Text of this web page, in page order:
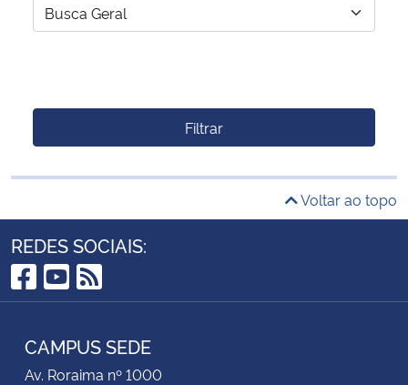
Filtrar
Voltar ao topo
REDES SOCIAIS:
Facebook
YouTube
RSS
CAMPUS SEDE
Av. Roraima nº 1000